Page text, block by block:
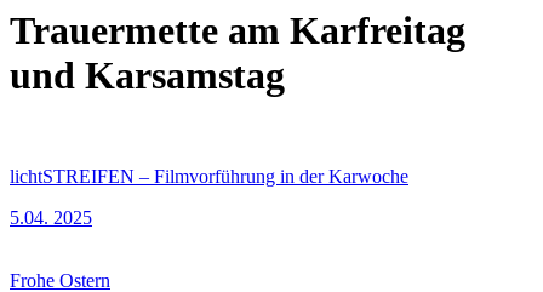
Trauermette am Karfreitag
und Karsamstag
lichtSTREIFEN – Filmvorführung in der Karwoche
5.04. 2025
Frohe Ostern